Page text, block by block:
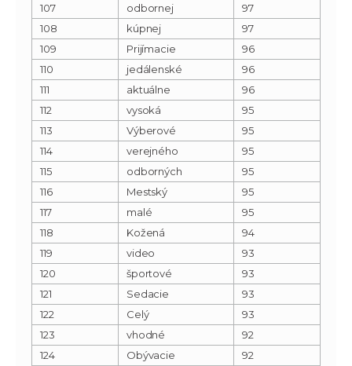
107
odbornej
97
108
kúpnej
97
109
Prijímacie
96
110
jedálenské
96
111
aktuálne
96
112
vysoká
95
113
Výberové
95
114
verejného
95
115
odborných
95
116
Mestský
95
117
malé
95
118
Kožená
94
119
video
93
120
športové
93
121
Sedacie
93
122
Celý
93
123
vhodné
92
124
Obývacie
92